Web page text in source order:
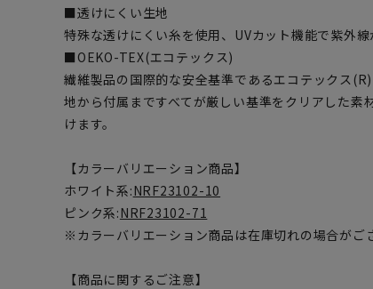
■透けにくい生地
特殊な透けにくい糸を使用、UVカット機能で紫外線
■OEKO-TEX(エコテックス)
繊維製品の国際的な安全基準であるエコテックス
地から付属まですべてが厳しい基準をクリアした素
けます。
【カラーバリエーション商品】
ホワイト系:NRF23102-10
ピンク系:NRF23102-71
※カラーバリエーション商品は在庫切れの場合がご
【商品に関するご注意】